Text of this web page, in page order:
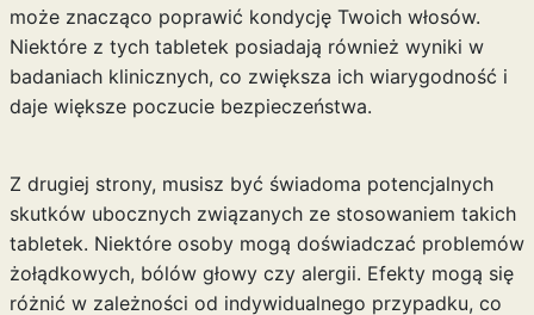
może znacząco poprawić kondycję Twoich włosów.
Niektóre z tych tabletek posiadają również wyniki w
badaniach klinicznych, co zwiększa ich wiarygodność i
daje większe poczucie bezpieczeństwa.
Z drugiej strony, musisz być świadoma potencjalnych
skutków ubocznych związanych ze stosowaniem takich
tabletek. Niektóre osoby mogą doświadczać problemów
żołądkowych, bólów głowy czy alergii. Efekty mogą się
różnić w zależności od indywidualnego przypadku, co